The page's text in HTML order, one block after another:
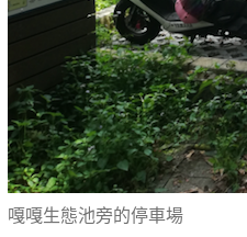
嘎嘎生態池旁的停車場